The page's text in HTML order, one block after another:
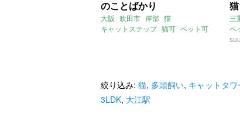
のことばかり
大阪 吹田市 岸部 猫
キャットステップ 猫可 ペット可
三
ペ
キ
絞り込み: 猫, 多頭飼い, キャットタワ
3LDK, 大江駅